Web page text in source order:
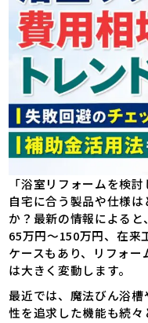
「浴室リフォームを検
自宅に合う製品や仕様
か？最新の情報による
65万円～150万円、在来
ケースもあり、リフォ
は大きく変動します。
最近では、魔法びん浴
性を追求した機能も続